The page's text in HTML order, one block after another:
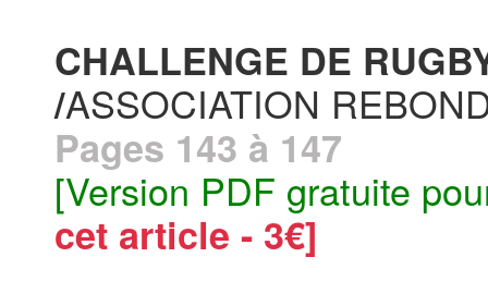
CHALLENGE DE
/ASSOCIATION
Pages 143 à 147
[Version PDF gratuite
cet article - 3€]